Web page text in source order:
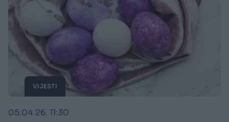
VIJESTI
05.04.26. 11:30